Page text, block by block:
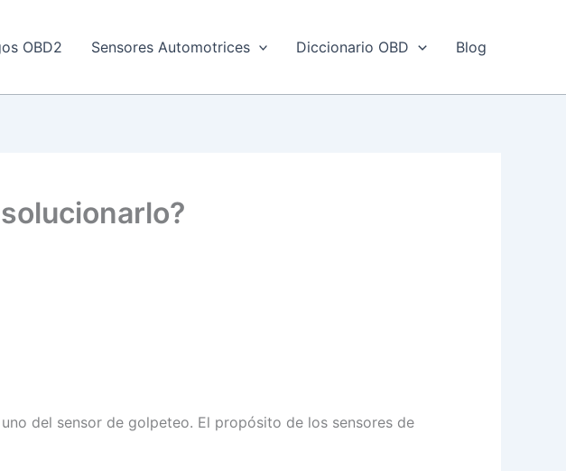
OBD2 Sensores Automotrices Diccionario OBD Blog
del sensor de golpeteo. El propósito de los sensores de